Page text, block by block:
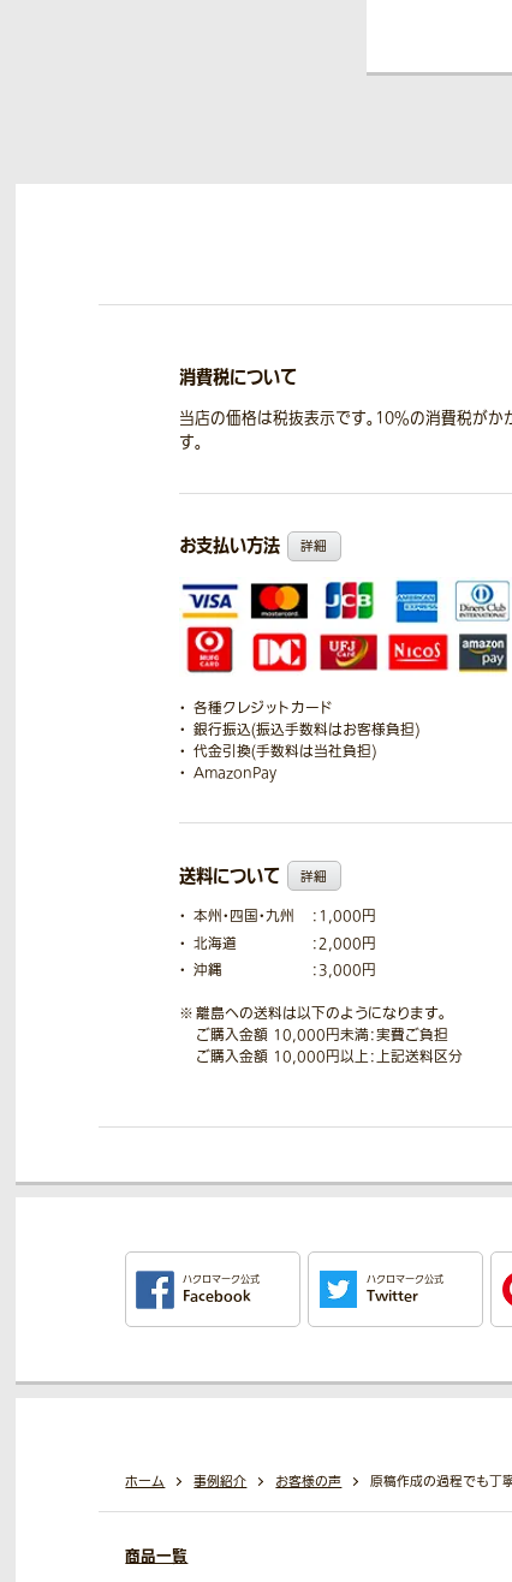
消費税について
当店の価格は税抜表示です。10％の消費税がか
す。
お支払い方法 詳細
各種クレジットカード
銀行振込(振込手数料はお客様負担)
代金引換(手数料は当社負担)
AmazonPay
送料について 詳細
本州・四国・九州
：1,000円
北海道
：2,000円
沖縄
：3,000円
離島への送料は以下のようになります。
ご購入金額 10,000円未満：実費ご負担
ご購入金額 10,000円以上：上記送料区分
ハクロマーク公式
Facebook
ハクロマーク公式
Twitter
ホーム 事例紹介 お客様の声 原稿作成の過程でも丁
商品一覧